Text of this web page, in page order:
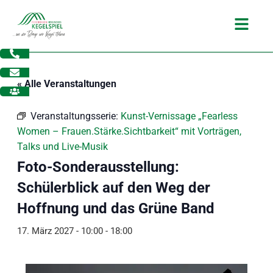
Inhalt
springen
Main
« Alle Veranstaltungen
Veranstaltungsserie: Kunst-Vernissage „Fearless
Women – Frauen.Stärke.Sichtbarkeit“ mit Vorträgen,
Talks und Live-Musik
Foto-Sonderausstellung:
Schülerblick auf den Weg der
Hoffnung und das Grüne Band
17. März 2027 - 10:00- 18:00